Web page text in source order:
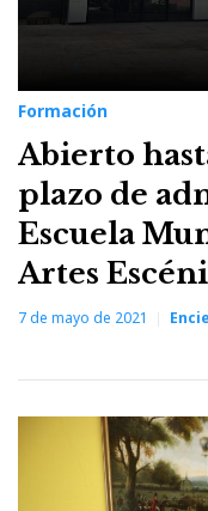
Formación
Abierto
plazo de
Escuela
Artes
7 de mayo de 2021